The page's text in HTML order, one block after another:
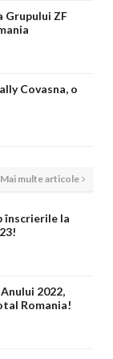
Grupului ZF
Covasna, o
Mai multe articole
înscrierile la
2022,
Romania!